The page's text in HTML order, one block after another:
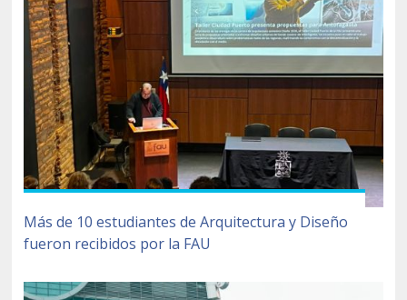
Más de 10 estudiantes de Arquitectura y Diseño
fueron recibidos por la FAU